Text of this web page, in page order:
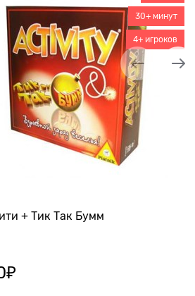
+ Тик Так Бумм
30+ минут
4+ игроков
₽